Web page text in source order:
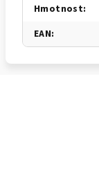
Hmotnost:
EAN: